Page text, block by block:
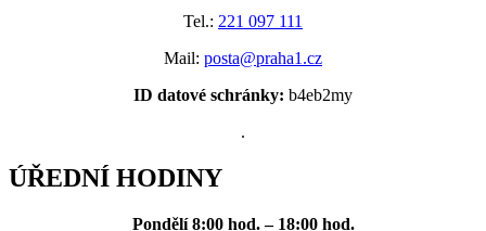
Tel.: 221 097 111
Mail: posta@praha1.cz
ID datové schránky: b4eb2my
.
ÚŘEDNÍ HODINY
Pondělí 8:00 hod. – 18:00 hod.